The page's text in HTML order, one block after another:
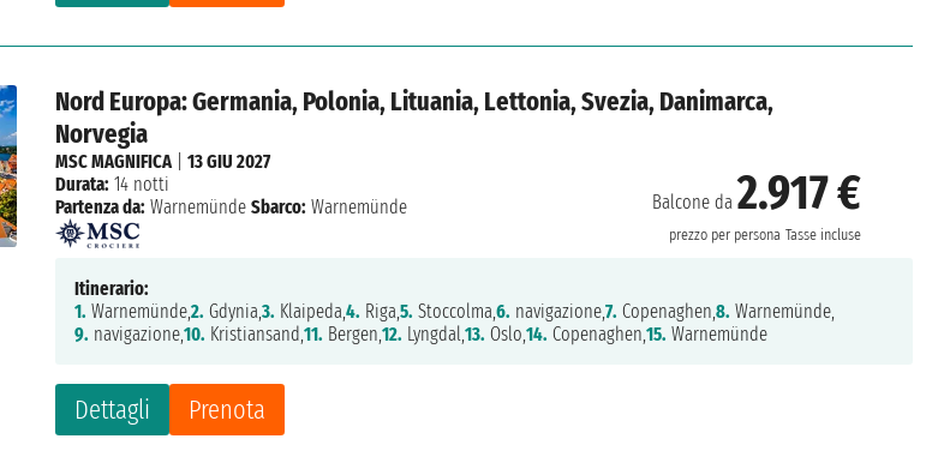
Nord Europa: Germania, Polonia, Lituania, Lettonia, Svezia, Danimarca,
Norvegia
Balcone da2.917 €
prezzo per persona Tasse incluse
Dettagli Prenota
MSC MAGNIFICA|13 GIU 2027
Durata: 14 notti
Partenza da: Warnemünde Sbarco: Warnemünde
Itinerario:
1. Warnemünde,2. Gdynia,3. Klaipeda,4. Riga,5. Stoccolma,6. navigazione,7. Copenaghen,8. Warnemünde,
9. navigazione,10. Kristiansand,11. Bergen,12. Lyngdal,13. Oslo,14. Copenaghen,15. Warnemünde